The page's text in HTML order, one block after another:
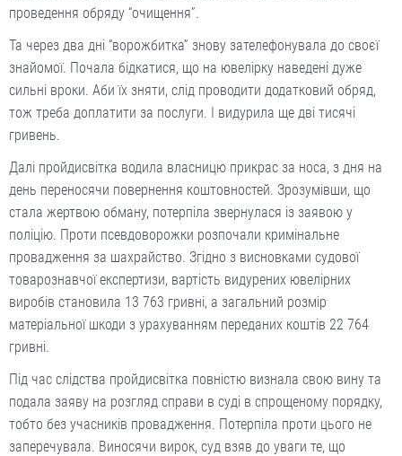
проведення обряду “очищення”.
Та через два дні “ворожбитка” знову зателефонувала до своєї
знайомої. Почала бідкатися, що на ювелірку наведені дуже
сильні вроки. Аби їх зняти, слід проводити додатковий обряд,
тож треба доплатити за послуги. І видурила ще дві тисячі
гривень.
Далі пройдисвітка водила власницю прикрас за носа, з дня на
день переносячи повернення коштовностей. Зрозумівши, що
стала жертвою обману, потерпіла звернулася із заявою у
поліцію. Проти псевдоворожки розпочали кримінальне
провадження за шахрайство. Згідно з висновками судової
товарознавчої експертизи, вартість видурених ювелірних
виробів становила 13 763 гривні, а загальний розмір
матеріальної шкоди з урахуванням переданих коштів 22 764
гривні.
Під час слідства пройдисвітка повністю визнала свою вину та
подала заяву на розгляд справи в суді в спрощеному порядку,
тобто без учасників провадження. Потерпіла проти цього не
заперечувала. Виносячи вирок, суд взяв до уваги те, що